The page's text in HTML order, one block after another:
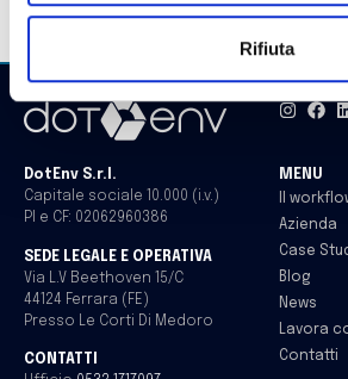
Rifiuta
DotEnv S.r.l.
Capitale sociale 10.000 (i.v.)
PI e CF: 02062960386
SEDE LEGALE E OPERATIVA
Via L.V Beethoven 15/C
44124 Ferrara (FE)
Presso Le Corti Di Medoro
CONTATTI
MENU
Il
Azienda
Case
Blog
News
Lavora
Contatti